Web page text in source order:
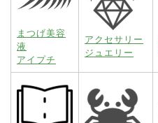
まつげ美容
液
アイプチ
アクセサリー
ジュエリー